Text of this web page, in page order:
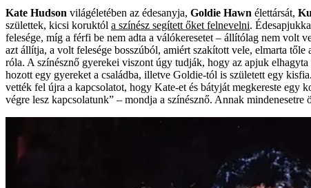
Kate Hudson világéletében az édesanyja, Goldie Hawn élettársát,
születtek, kicsi koruktól a színész segített őket felnevelni.
felesége, míg a férfi be nem adta a válókeresetet – állítólag nem volt
azt állítja, a volt felesége bosszúból, amiért szakított vele, elmarta
róla. A színésznő gyerekei viszont úgy tudják, hogy az apjuk
hozott egy gyereket a családba, illetve Goldie-tól is született egy
vették fel újra a kapcsolatot, hogy Kate-­et és bátyját megkereste egy
végre lesz kapcsolatunk” – mondja a színésznő. Annak